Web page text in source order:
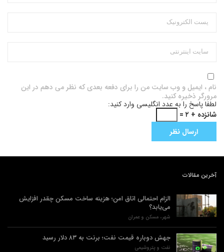
نام ، ایمیل و وب سایت من را برای دفعه بعدی که نظر می دهم در این
مرورگر ذخیره کنید.
لطفا پاسخ را به عدد انگلیسی وارد کنید:
شانزده + ۲ =
آخرین مقالات
الزام احتمالی اتاق امن؛ هزینه ساخت مسکن چقدر افزایش
می‌یابد؟
شهر، مسکن و عمران
جهش دوباره قیمت نفت؛ برنت به ۸۳ دلار رسید
نفت و پتروشیمی